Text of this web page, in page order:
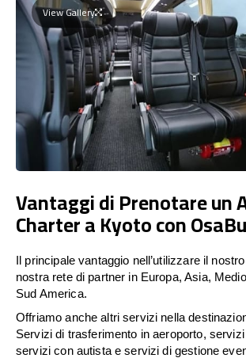
View Gallery
Vantaggi di Prenotare un
Charter a Kyoto con
Il principale vantaggio nell’utilizzare il
nostra rete di partner in Europa, Asia,
Sud America.
Offriamo anche altri servizi nella
Servizi di trasferimento in aeroporto,
servizi con autista e servizi di gestione